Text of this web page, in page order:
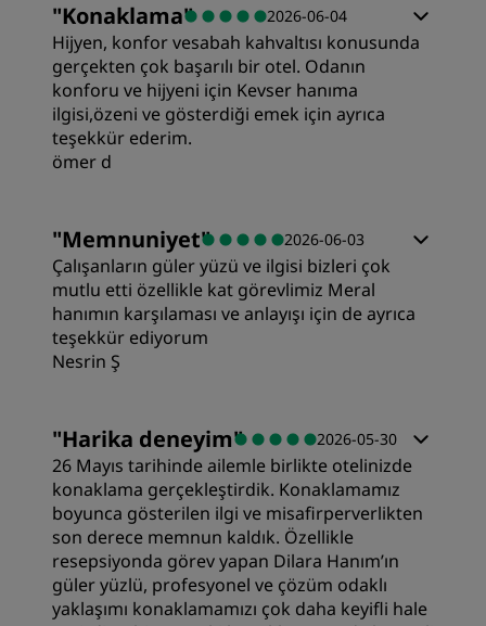
"Konaklama" 2026-06-04
Hijyen, konfor vesabah kahvaltısı konusunda
gerçekten çok başarılı bir otel. Odanın
konforu ve hijyeni için Kevser hanıma
ilgisi,özeni ve gösterdiği emek için ayrıca
teşekkür ederim.
ömer d
Değer
Uyku Kalitesi
Temizlik
Hizmet
"Memnuniyet" 2026-06-03
Çalışanların güler yüzü ve ilgisi bizleri çok
mutlu etti özellikle kat görevlimiz Meral
hanımın karşılaması ve anlayışı için de ayrıca
teşekkür ediyorum
Nesrin Ş
"Harika deneyim" 2026-05-30
26 Mayıs tarihinde ailemle birlikte otelinizde
konaklama gerçekleştirdik. Konaklamamız
boyunca gösterilen ilgi ve misafirperverlikten
son derece memnun kaldık. Özellikle
resepsiyonda görev yapan Dilara Hanım’ın
güler yüzlü, profesyonel ve çözüm odaklı
yaklaşımı konaklamamızı çok daha keyifli hale